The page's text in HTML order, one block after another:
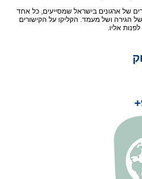
של ארגונים בישראל שמסייעים, כל אחד
הגירה ושל מעמד. הקליקו על הקישורים
אליו.